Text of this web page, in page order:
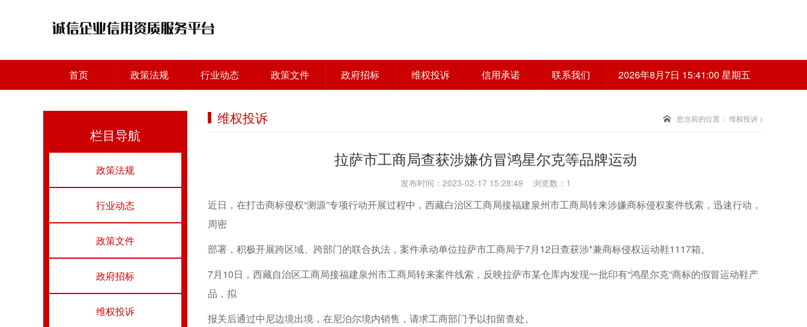
首页 政策法规 行业动态 政策文件 政府招标 维权投诉 信用承诺 联系我们 2026年8月7日 15:41:00 星期五
栏目导航
政策法规
行业动态
政策文件
政府招标
维权投诉
维权投诉 您当前的位置： 维权投诉 >
拉萨市工商局查获涉嫌仿冒鸿星尔克等品牌运动
发布时间：2023-02-17 15:28:49 浏览数：1
近日，在打击商标侵权“测源”专项行动开展过程中，西藏白治区工商局接福建泉州市工商局转来涉嫌商标侵权案件线索，迅速行动，
周密
部署，积极开展跨区域、跨部门的联合执法，案件承动单位拉萨市工商局于7月12日查获涉*兼商标侵权运动鞋1117箱。
7月10日，西藏自治区工商局接福建泉州市工商局转来案件线索，反映拉萨市某仓库内发现一批印有“鸿星尔克“商标的假冒运动鞋产
品，拟
报关后通过中尼边境出境，在尼泊尔境内销售，请求工商部门予以扣留查处。